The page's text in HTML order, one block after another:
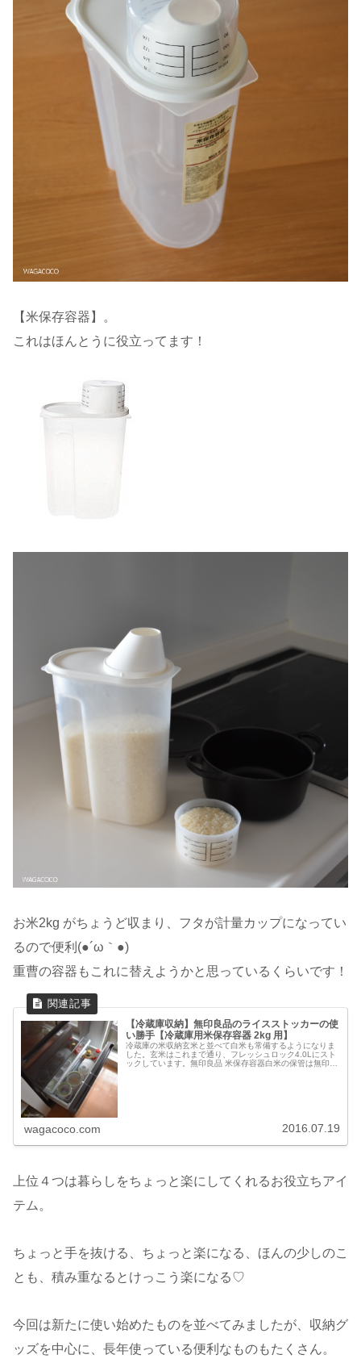
【米保存容器】。
これはほんとうに役立ってます！
お米2kg がちょうど収まり、フタが計量カップになってい
るので便利(●´ω｀●)
重曹の容器もこれに替えようかと思っているくらいです！
【冷蔵庫収納】無印良品のライスストッカーの使
い勝手【冷蔵庫用米保存容器 2kg 用】
冷蔵庫の米収納玄米と並べて白米も常備するようになりま
した。玄米はこれまで通り、フレッシュロック4.0Lにスト
ックしています。無印良品 米保存容器白米の保管は無印良
wagacoco.com 2016.07.19
上位４つは暮らしをちょっと楽にしてくれるお役立ちアイ
テム。
ちょっと手を抜ける、ちょっと楽になる、ほんの少しのこ
とも、積み重なるとけっこう楽になる♡
今回は新たに使い始めたものを並べてみましたが、収納グ
ッズを中心に、長年使っている便利なものもたくさん。